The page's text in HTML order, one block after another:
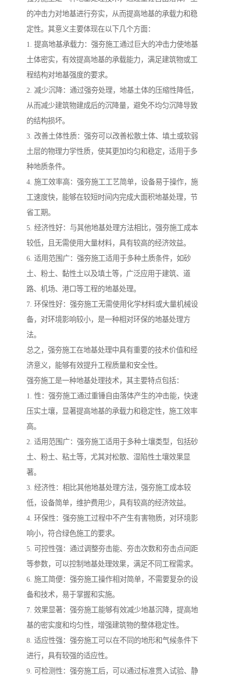
的冲击力对地基进行夯实，从而提高地基的承载力和稳
定性。其意义主要体现在以下几个方面：
1. 提高地基承载力：强夯施工通过巨大的冲击力使地基
土体密实，有效提高地基的承载能力，满足建筑物或工
程结构对地基强度的要求。
2. 减少沉降：通过强夯处理，地基土体的压缩性降低，
从而减少建筑物建成后的沉降量，避免不均匀沉降导致
的结构损坏。
3. 改善土体性质：强夯可以改善松散土体、填土或软弱
土层的物理力学性质，使其更加均匀和稳定，适用于多
种地质条件。
4. 施工效率高：强夯施工工艺简单，设备易于操作，施
工速度快，能够在较短时间内完成大面积地基处理，节
省工期。
5. 经济性好：与其他地基处理方法相比，强夯施工成本
较低，且无需使用大量材料，具有较高的经济效益。
6. 适用范围广：强夯施工适用于多种土质条件，如砂
土、粉土、黏性土以及填土等，广泛应用于建筑、道
路、机场、港口等工程的地基处理。
7. 环保性好：强夯施工无需使用化学材料或大量机械设
备，对环境影响较小，是一种相对环保的地基处理方
法。
总之，强夯施工在地基处理中具有重要的技术价值和经
济意义，能够有效提升工程质量和安全性。
强夯施工是一种地基处理技术，其主要特点包括：
1. 性：强夯施工通过重锤自由落体产生的冲击能，快速
压实土壤，显著提高地基的承载力和稳定性，施工效率
高。
2. 适用范围广：强夯施工适用于多种土壤类型，包括砂
土、粉土、粘土等，尤其对松散、湿陷性土壤效果显
著。
3. 经济性：相比其他地基处理方法，强夯施工成本较
低，设备简单，维护费用少，具有较高的经济效益。
4. 环保性：强夯施工过程中不产生有害物质，对环境影
响小，符合绿色施工的要求。
5. 可控性强：通过调整夯击能、夯击次数和夯击点间距
等参数，可以控制地基处理效果，满足不同工程需求。
6. 施工简便：强夯施工操作相对简单，不需要复杂的设
备和技术，易于掌握和实施。
7. 效果显著：强夯施工能够有效减少地基沉降，提高地
基的密实度和均匀性，增强建筑物的整体稳定性。
8. 适应性强：强夯施工可以在不同的地形和气候条件下
进行，具有较强的适应性。
9. 可检测性：强夯施工后，可以通过标准贯入试验、静